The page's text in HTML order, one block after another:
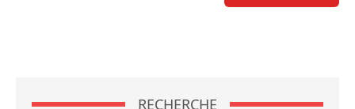
RECHERCHE